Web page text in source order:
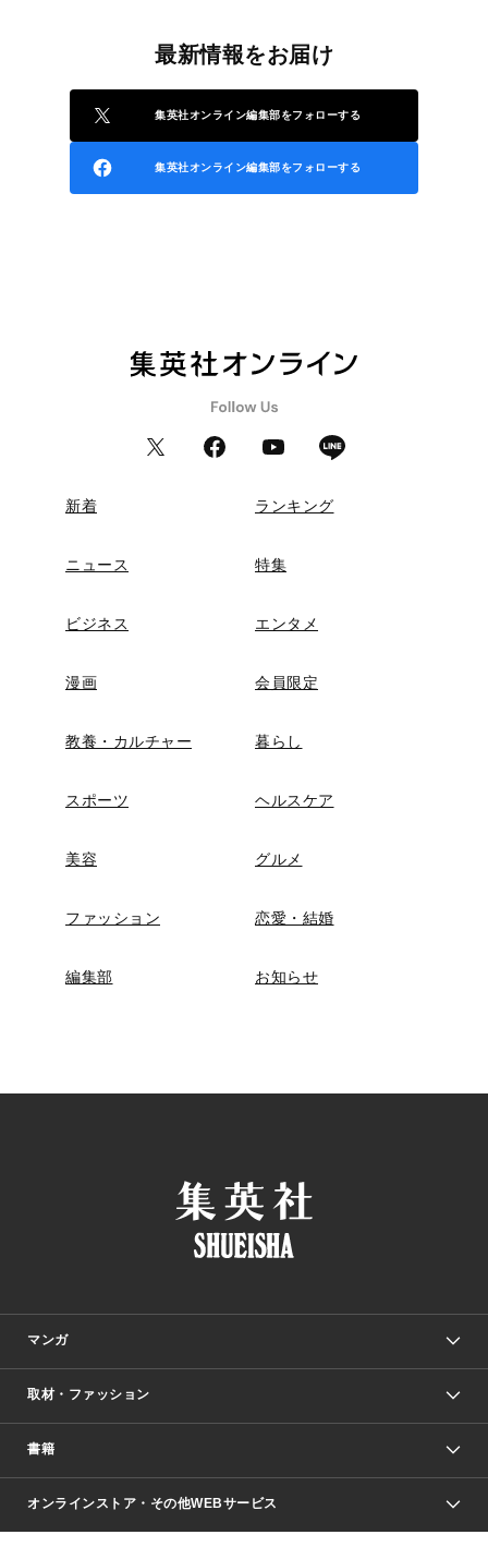
最新情報をお届け
集英社オンライン編集部をフォローする
集英社オンライン編集部をフォローする
新着 ランキング
ニュース 特集
ビジネス エンタメ
漫画 会員限定
教養・カルチャー 暮らし
スポーツ ヘルスケア
美容 グルメ
ファッション 恋愛・結婚
編集部 お知らせ
マンガ
少年マンガ
Vジャンプ
週刊ヤングジャンプ
取材・ファッション
Seventeen
芸能・情報・スポーツ
書籍
文芸・文庫・総合
オンラインストア・その他WEBサービス